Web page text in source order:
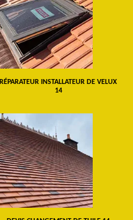
RÉPARATEUR INSTALLATEUR DE VELUX
14